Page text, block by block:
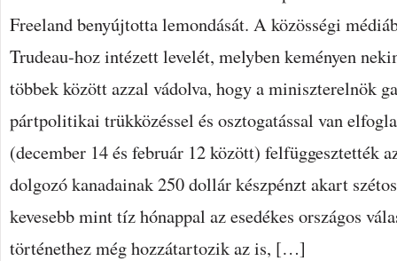
Freeland benyújtotta lemondását. A közösségi
Trudeau-hoz intézett levelét, melyben keményen
többek között azzal vádolva, hogy a miniszterelnök
pártpolitikai trükközéssel és osztogatással van
(december 14 és február 12 között) felfüggesztették
dolgozó kanadainak 250 dollár készpénzt akart
kevesebb mint tíz hónappal az esedékes országos
történethez még hozzátartozik az is, […]